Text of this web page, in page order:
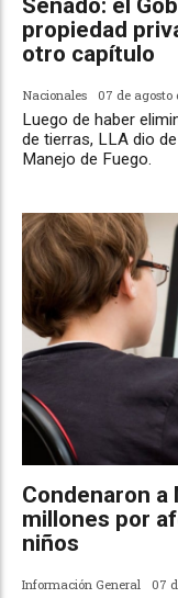
Senado: el
propiedad
otro capítulo
Nacionales 07 de agosto
Luego de haber
de tierras, LLA dio
Manejo de Fuego.
Condenaron a
millones por
niños
Información General 07